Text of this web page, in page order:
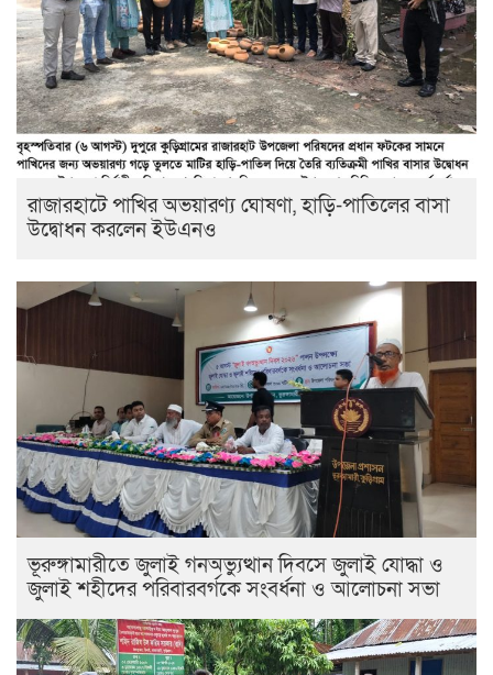
রাজারহাটে পাখির অভয়ারণ্য ঘোষণা, হাড়ি-পাতিলের বাসা
উদ্বোধন করলেন ইউএনও
ভূরুঙ্গামারীতে জুলাই গনঅভ্যুত্থান দিবসে জুলাই যোদ্ধা ও
জুলাই শহীদের পরিবারবর্গকে সংবর্ধনা ও আলোচনা সভা